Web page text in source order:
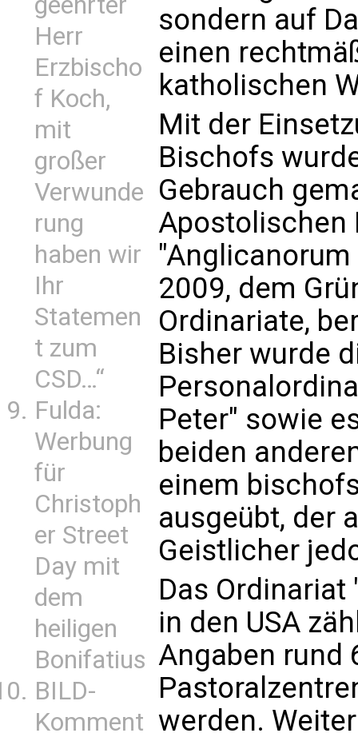
Herr
Erzbischo
f Koch,
mit
großer
Verwunde
rung
haben wir
Ihr
Statemen
t zum
CSD…“
Fulda:
Werbung
für
Christoph
er Street
Day mit
dem
heiligen
Bonifatius
BILD-
Komment
sondern auf
einen
katholischen
Mit der
Bischofs
Gebrauch
Apostolischen
2009, dem
Ordinariate,
Bisher wurde
Peter" sowie
beiden
einem
ausgeübt, der
Geistlicher
Das Ordinariat
in den USA
Angaben rund
werden.